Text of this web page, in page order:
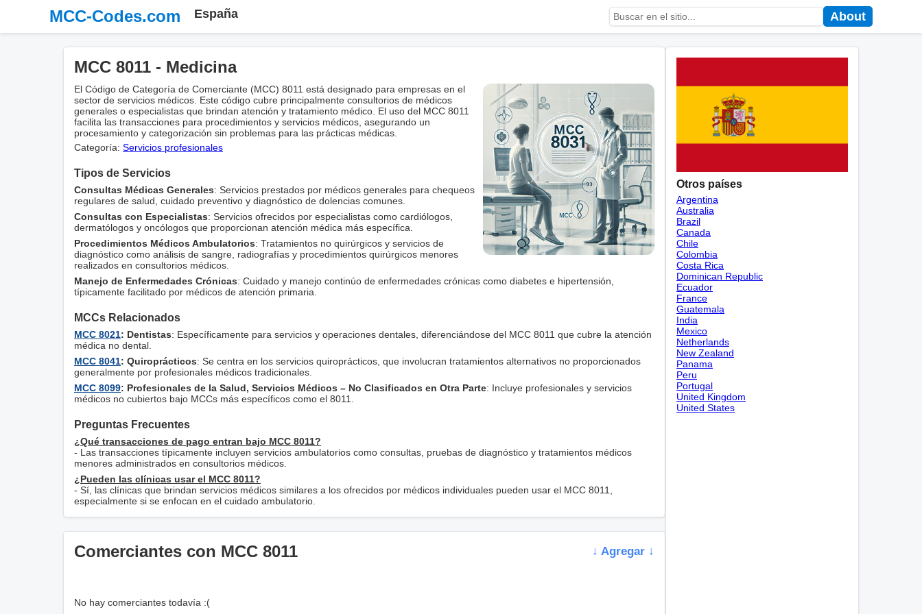
MCC-Codes.com España About
MCC 8011 - Medicina
El Código de Categoría de Comerciante (MCC) 8011 está designado para empresas en el
sector de servicios médicos. Este código cubre principalmente consultorios de médicos
generales o especialistas que brindan atención y tratamiento médico. El uso del MCC 8011
facilita las transacciones para procedimientos y servicios médicos, asegurando un
procesamiento y categorización sin problemas para las prácticas médicas.
Categoría: Servicios profesionales
Tipos de Servicios
Consultas Médicas Generales: Servicios prestados por médicos generales para chequeos
regulares de salud, cuidado preventivo y diagnóstico de dolencias comunes.
Consultas con Especialistas: Servicios ofrecidos por especialistas como cardiólogos,
dermatólogos y oncólogos que proporcionan atención médica más específica.
Procedimientos Médicos Ambulatorios: Tratamientos no quirúrgicos y servicios de
diagnóstico como análisis de sangre, radiografías y procedimientos quirúrgicos menores
realizados en consultorios médicos.
Manejo de Enfermedades Crónicas: Cuidado y manejo continúo de enfermedades crónicas como diabetes e hipertensión,
típicamente facilitado por médicos de atención primaria.
MCCs Relacionados
MCC 8021: Dentistas: Específicamente para servicios y operaciones dentales, diferenciándose del MCC 8011 que cubre la atención
médica no dental.
MCC 8041: Quiroprácticos: Se centra en los servicios quiroprácticos, que involucran tratamientos alternativos no proporcionados
generalmente por profesionales médicos tradicionales.
MCC 8099: Profesionales de la Salud, Servicios Médicos – No Clasificados en Otra Parte: Incluye profesionales y servicios
médicos no cubiertos bajo MCCs más específicos como el 8011.
Preguntas Frecuentes
¿Qué transacciones de pago entran bajo MCC 8011?
- Las transacciones típicamente incluyen servicios ambulatorios como consultas, pruebas de diagnóstico y tratamientos médicos
menores administrados en consultorios médicos.
¿Pueden las clínicas usar el MCC 8011?
- Sí, las clínicas que brindan servicios médicos similares a los ofrecidos por médicos individuales pueden usar el MCC 8011,
especialmente si se enfocan en el cuidado ambulatorio.
Comerciantes con MCC 8011 ↓ Agregar ↓
No hay comerciantes todavía :(
Otros países
Argentina
Australia
Brazil
Canada
Chile
Colombia
Costa Rica
Dominican Republic
Ecuador
France
Guatemala
India
Mexico
Netherlands
New Zealand
Panama
Peru
Portugal
United Kingdom
United States